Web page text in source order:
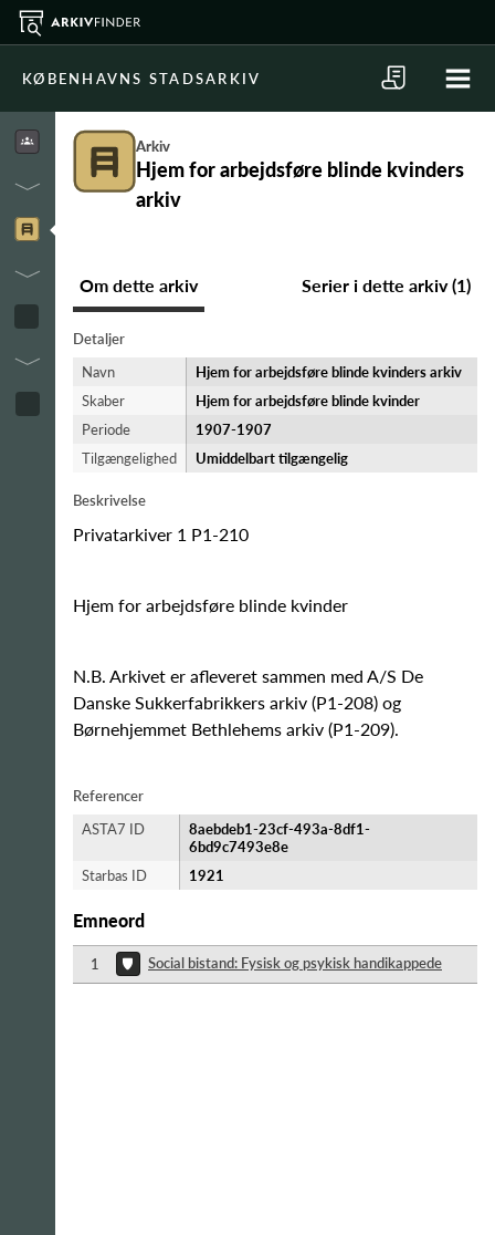
KØBENHAVNS STADSARKIV
Arkiv
Hjem for arbejdsføre blinde kvinders
arkiv
Om dette arkiv Serier i dette arkiv (1)
Detaljer
Navn
Hjem for arbejdsføre blinde kvinders arkiv
Skaber
Hjem for arbejdsføre blinde kvinder
Periode
1907-​1907
Tilgængelighed
Umiddelbart tilgængelig
Beskrivelse
Privatarkiver 1 P1-210
Hjem for arbejdsføre blinde kvinder
N.B. Arkivet er afleveret sammen med A/S De
Danske Sukkerfabrikkers arkiv (P1-208) og
Børnehjemmet Bethlehems arkiv (P1-209).
Referencer
ASTA7 ID
8aebdeb1-23cf-493a-8df1-
6bd9c7493e8e
Starbas ID
1921
Emneord
1 Social bistand: Fysisk og psykisk handikappede